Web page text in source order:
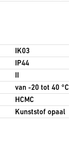
IK03
IP44
II
van -20 tot 40 °C
HCMC
Kunststof opaal